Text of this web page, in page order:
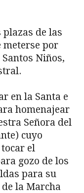
plazas de las
meterse por
Niños,
en la Santa e
homenajear
Señora del
cuyo
el
gozo de los
para su
la Marcha